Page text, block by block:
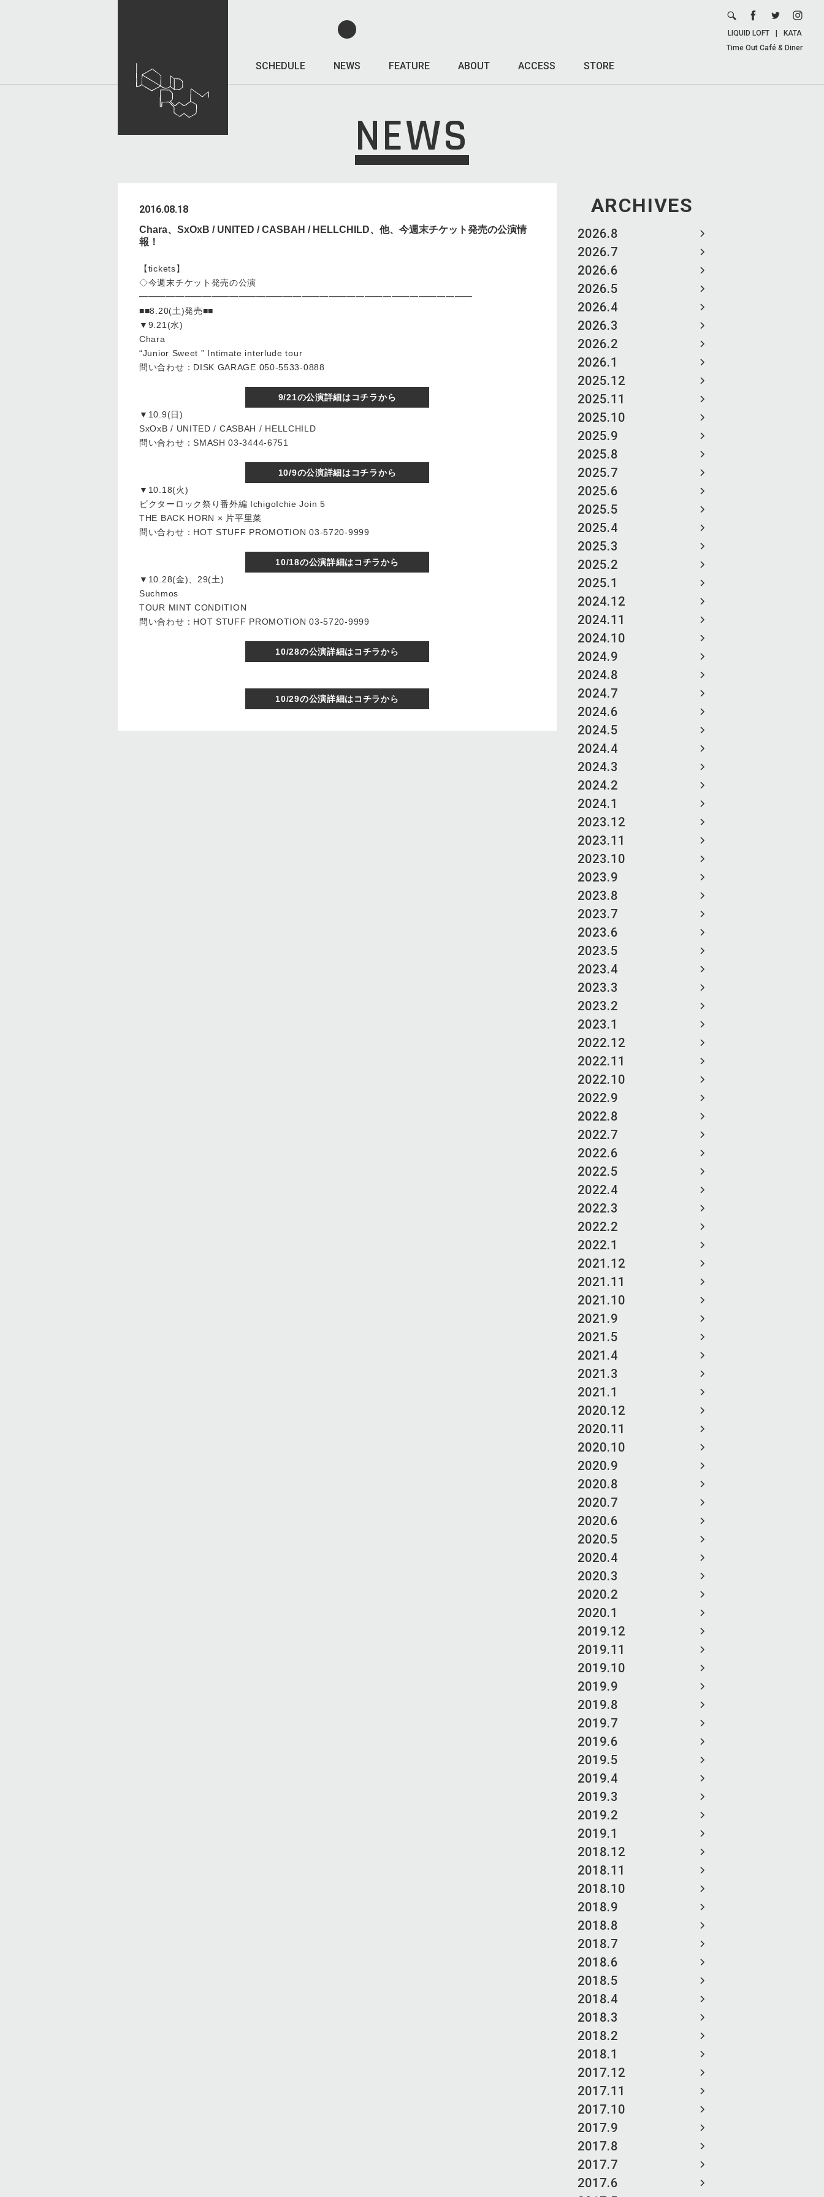
SCHEDULE NEWS FEATURE ABOUT ACCESS STORE
LIQUID LOFT
KATA
Time Out Café & Diner
NEWS
ARCHIVES
2026.8
2026.7
2026.6
2026.5
2026.4
2026.3
2026.2
2026.1
2025.12
2025.11
2025.10
2025.9
2025.8
2025.7
2025.6
2025.5
2025.4
2025.3
2025.2
2025.1
2024.12
2024.11
2024.10
2024.9
2024.8
2024.7
2024.6
2024.5
2024.4
2024.3
2024.2
2024.1
2023.12
2023.11
2023.10
2023.9
2023.8
2023.7
2023.6
2023.5
2023.4
2023.3
2023.2
2023.1
2022.12
2022.11
2022.10
2022.9
2022.8
2022.7
2022.6
2022.5
2022.4
2022.3
2022.2
2022.1
2021.12
2021.11
2021.10
2021.9
2021.5
2021.4
2021.3
2021.1
2020.12
2020.11
2020.10
2020.9
2020.8
2020.7
2020.6
2020.5
2020.4
2020.3
2020.2
2020.1
2019.12
2019.11
2019.10
2019.9
2019.8
2019.7
2019.6
2019.5
2019.4
2019.3
2019.2
2019.1
2018.12
2018.11
2018.10
2018.9
2018.8
2018.7
2018.6
2018.5
2018.4
2018.3
2018.2
2018.1
2017.12
2017.11
2017.10
2017.9
2017.8
2017.7
2017.6
2016.08.18
Chara、SxOxB / UNITED / CASBAH / HELLCHILD、他、今週末チケット発売の公演情
報！
【tickets】
◇今週末チケット発売の公演
━━━━━━━━━━━━━━━━━━━━━━━━━━━━━━━━━━━━━
■■8.20(土)発売■■
▼9.21(水)
Chara
“Junior Sweet ” Intimate interlude tour
問い合わせ：DISK GARAGE 050-5533-0888
9/21の公演詳細はコチラから
▼10.9(日)
SxOxB / UNITED / CASBAH / HELLCHILD
問い合わせ：SMASH 03-3444-6751
10/9の公演詳細はコチラから
▼10.18(火)
ビクターロック祭り番外編 IchigoIchie Join 5
THE BACK HORN × 片平里菜
問い合わせ：HOT STUFF PROMOTION 03-5720-9999
10/18の公演詳細はコチラから
▼10.28(金)、29(土)
Suchmos
TOUR MINT CONDITION
問い合わせ：HOT STUFF PROMOTION 03-5720-9999
10/28の公演詳細はコチラから
10/29の公演詳細はコチラから